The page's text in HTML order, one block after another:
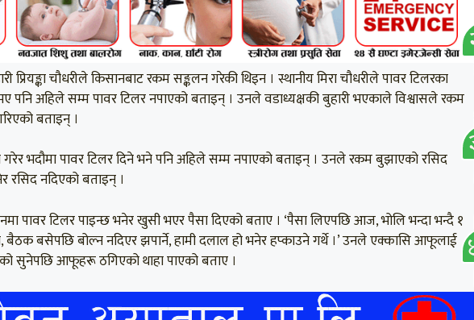
प्रियङ्का चौधरीले किसानबाट रकम सङ्कलन गरेकी थिइन । स्थानीय मिरा चौधरीले पावर टिलरका
पनि अहिले सम्म पावर टिलर नपाएको बताइन् । उनले वडाध्यक्षकी बुहारी भएकाले विश्वासले रकम
बताइन् ।
गरेर भदौमा पावर टिलर दिने भने पनि अहिले सम्म नपाएको बताइन् । उनले रकम बुझाएको रसिद
रसिद नदिएको बताइन् ।
पावर टिलर पाइन्छ भनेर खुसी भएर पैसा दिएको बताए । ‘पैसा लिएपछि आज, भोलि भन्दा भन्दै १
बैठक बसेपछि बोल्न नदिएर झपार्ने, हामी दलाल हो भनेर हप्काउने गर्थे ।’ उनले एक्कासि आफूलाई
सुनेपछि आफूहरू ठगिएको थाहा पाएको बताए ।